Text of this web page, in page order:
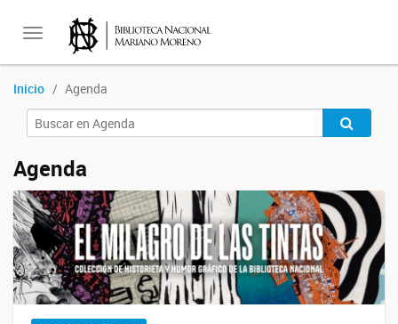
Toggle
navigation
Inicio Agenda
Agenda